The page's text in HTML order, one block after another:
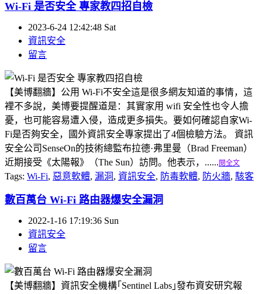
Wi-Fi 是否安全 專家教四招自檢
2023-6-24 12:42:48 Sat
資訊安全
留言
【美博翻牆】公用 Wi-Fi不安全這是很多網友知道的事情，這
裡不多說，美博要提醒道是：其實家用 wifi 安全性也令人擔
憂，也可能容易遭入侵，造成更多損失。要如何確認自家Wi-
Fi是否夠安全，國外資訊安全專家提出了4個檢驗方法。 資訊
安全公司SenseOn的技術總監布拉德·弗里曼（Brad Freeman）
近期接受《太陽報》（The Sun）訪問。他表示，...... 閱全文
Tags: Wi-Fi, 惡意軟體, 漏洞 , 資訊安全, 防毒軟體, 防火牆, 駭客
數百萬台 Wi-Fi 路由器爆安全漏洞
2022-1-16 17:19:36 Sun
資訊安全
留言
【美博翻牆】資訊安全機構｢Sentinel Labs｣發布資安研究報